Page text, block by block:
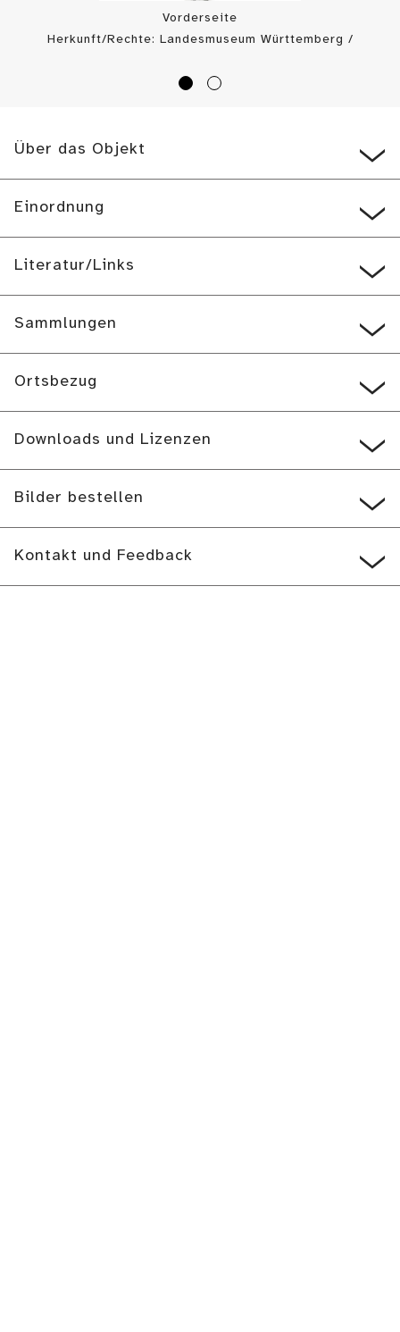
Vorderseite
Herkunft/Rechte: Landesmuseum Württemberg /
Über das Objekt
Einordnung
Literatur/Links
Sammlungen
Ortsbezug
Downloads und Lizenzen
Bilder bestellen
Kontakt und Feedback